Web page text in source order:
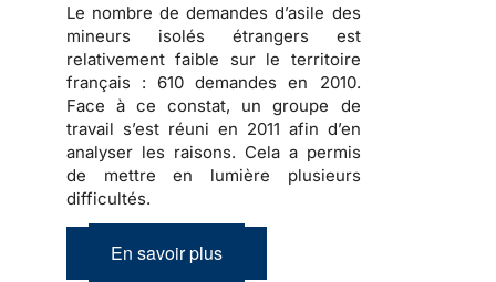
Le nombre de demandes d’asile des
mineurs isolés étrangers est
relativement faible sur le territoire
français : 610 demandes en 2010.
Face à ce constat, un groupe de
travail s’est réuni en 2011 afin d’en
analyser les raisons. Cela a permis
de mettre en lumière plusieurs
difficultés.
En savoir plus